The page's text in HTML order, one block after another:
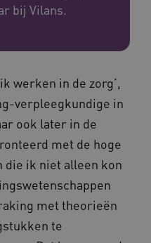
bij Vilans.
werken in de zorg’,
verpleegkundige in
ook later in de
met de hoge
die ik niet alleen kon
met theorieën
te